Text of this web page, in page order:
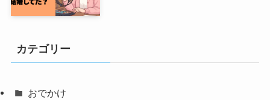
カテゴリー
おでかけ